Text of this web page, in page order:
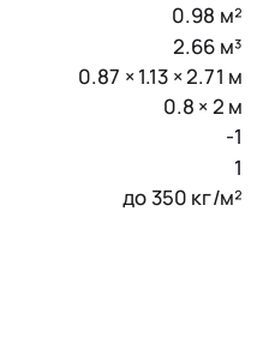
0.98 м²
2.66 м³
0.87 × 1.13 × 2.71 м
0.8 × 2 м
-1
1
до 350 кг/м²